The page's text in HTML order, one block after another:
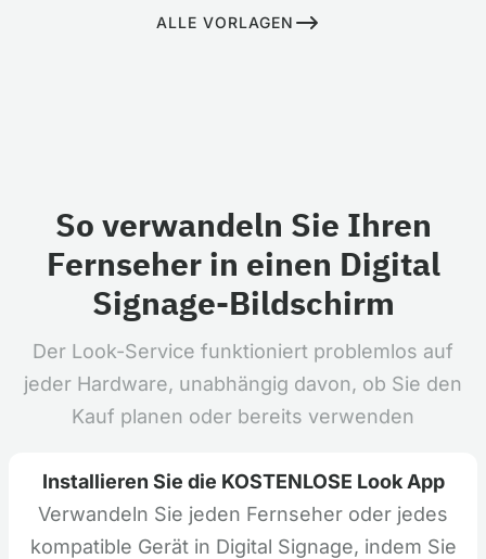
ALLE VORLAGEN
So verwandeln Sie Ihren
Fernseher in einen Digital
Signage-Bildschirm
Der Look-Service funktioniert problemlos auf
jeder Hardware, unabhängig davon, ob Sie den
Kauf planen oder bereits verwenden
Installieren Sie die KOSTENLOSE Look App
Verwandeln Sie jeden Fernseher oder jedes
kompatible Gerät in Digital Signage, indem Sie